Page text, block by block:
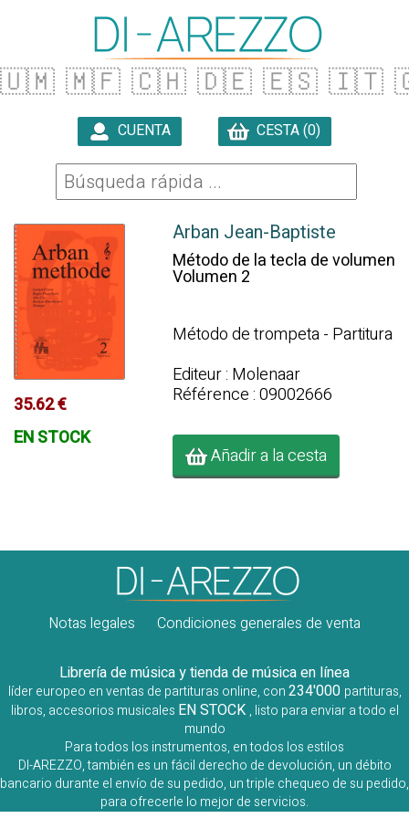
🇺🇲 🇲🇫 🇨🇭 🇩🇪 🇪🇸 🇮🇹
CUENTA CESTA (0)
35.62 €
EN STOCK
Arban Jean-Baptiste
Método de la tecla de volumen
Volumen 2
Método de trompeta - Partitura
Editeur : Molenaar
Référence : 09002666
Añadir a la cesta
Notas legales Condiciones generales de venta
Librería de música y tienda de música en línea
líder europeo en ventas de partituras online, con234'000 partituras,
libros, accesorios musicales EN STOCK , listo para enviar a todo el
mundo
Para todos los instrumentos, en todos los estilos
DI-AREZZO, también es un fácil derecho de devolución, un débito
bancario durante el envío de su pedido, un triple chequeo de su pedido,
para ofrecerle lo mejor de servicios.